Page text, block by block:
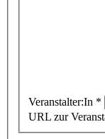
Veranstalter:In *
URL zur